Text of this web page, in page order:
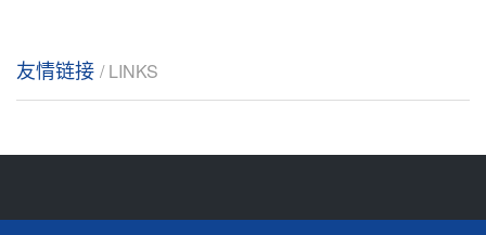
友情链接 / LINKS